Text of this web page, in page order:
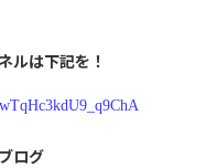
ルは下記を！
ログ